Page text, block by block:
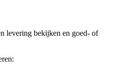
levering bekijken en goed- of